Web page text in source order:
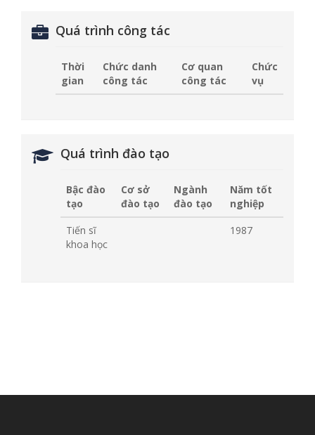
Quá trình công tác
Thời
gian
Chức danh
công tác
Cơ quan
công tác
Chức
vụ
Quá trình đào tạo
Bậc đào
tạo
Cơ sở
đào tạo
Ngành
đào tạo
Năm tốt
nghiệp
Tiến sĩ
khoa học
1987